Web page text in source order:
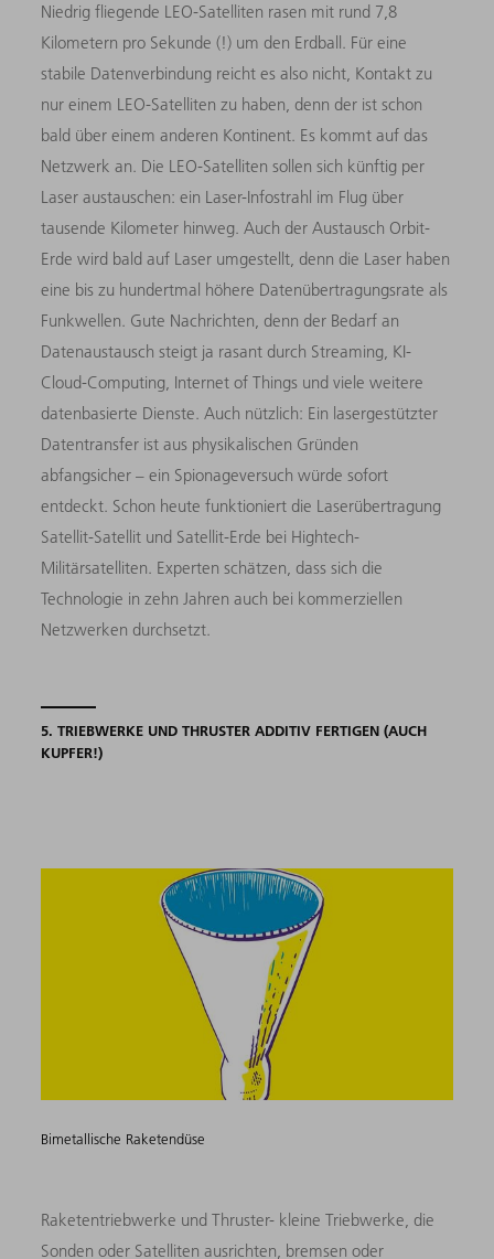
Niedrig fliegende LEO-Satelliten rasen mit rund 7,8
Kilometern pro Sekunde (!) um den Erdball. Für eine
stabile Datenverbindung reicht es also nicht, Kontakt zu
nur einem LEO-Satelliten zu haben, denn der ist schon
bald über einem anderen Kontinent. Es kommt auf das
Netzwerk an. Die LEO-Satelliten sollen sich künftig per
Laser austauschen: ein Laser-Infostrahl im Flug über
tausende Kilometer hinweg. Auch der Austausch Orbit-
Erde wird bald auf Laser umgestellt, denn die Laser haben
eine bis zu hundertmal höhere Datenübertragungsrate als
Funkwellen. Gute Nachrichten, denn der Bedarf an
Datenaustausch steigt ja rasant durch Streaming, KI-
Cloud-Computing, Internet of Things und viele weitere
datenbasierte Dienste. Auch nützlich: Ein lasergestützter
Datentransfer ist aus physikalischen Gründen
abfangsicher – ein Spionageversuch würde sofort
entdeckt. Schon heute funktioniert die Laserübertragung
Satellit-Satellit und Satellit-Erde bei Hightech-
Militärsatelliten. Experten schätzen, dass sich die
Technologie in zehn Jahren auch bei kommerziellen
Netzwerken durchsetzt.
5. TRIEBWERKE UND THRUSTER ADDITIV FERTIGEN (AUCH
KUPFER!)
Bimetallische Raketendüse
Raketentriebwerke und Thruster- kleine Triebwerke, die
Sonden oder Satelliten ausrichten, bremsen oder